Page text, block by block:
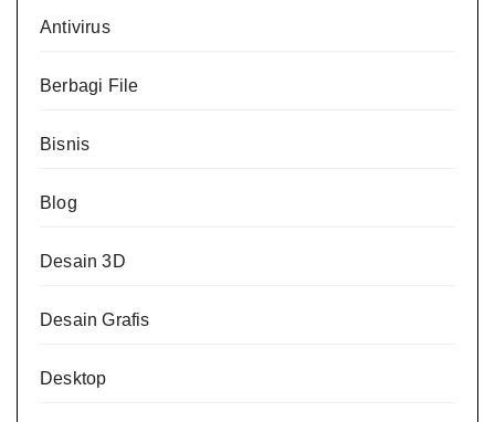
Antivirus
Berbagi File
Bisnis
Blog
Desain 3D
Desain Grafis
Desktop